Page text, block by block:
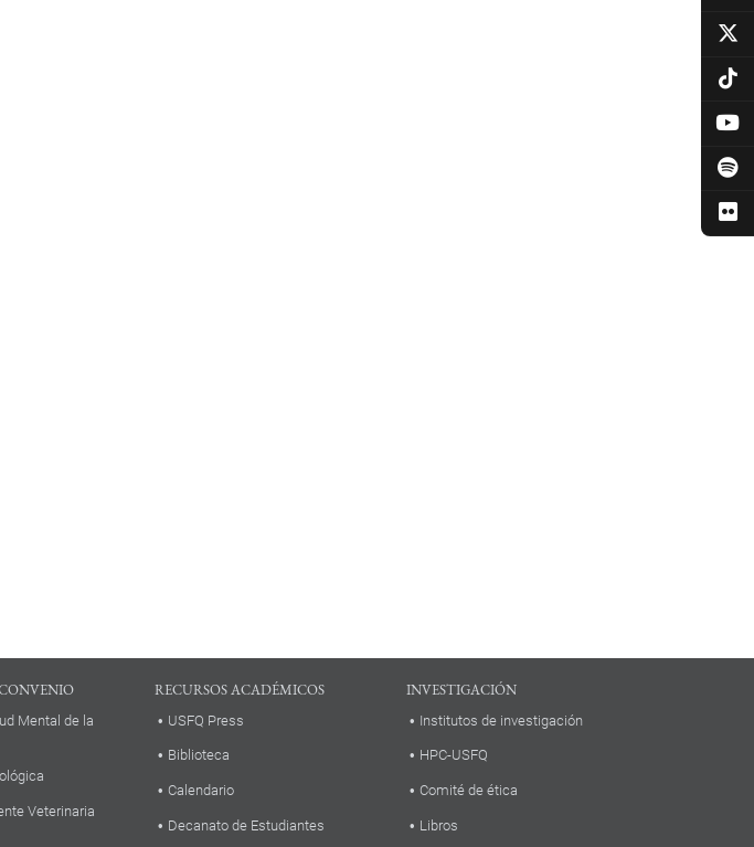
Mental de la
Veterinaria
RECURSOS ACADÉMICOS
USFQ Press
Biblioteca
Calendario
Decanato de Estudiantes
INVESTIGACIÓN
Institutos de investigación
HPC-USFQ
Comité de ética
Libros